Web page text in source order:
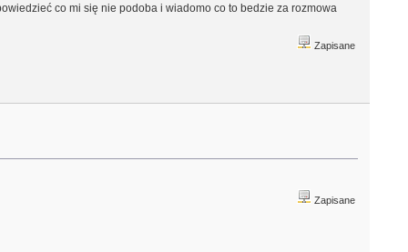
co mi się nie podoba i wiadomo co to bedzie za rozmowa
Zapisane
Zapisane